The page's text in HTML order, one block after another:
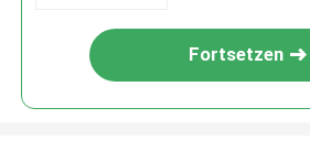
Fortsetzen